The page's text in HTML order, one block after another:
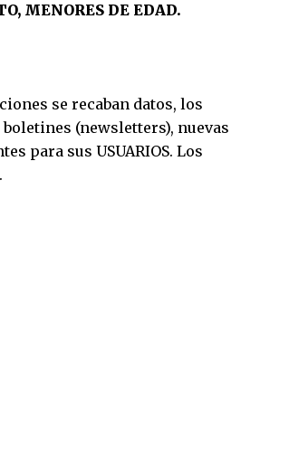
MENORES DE EDAD.
se recaban datos, los
(newsletters), nuevas
para sus USUARIOS. Los